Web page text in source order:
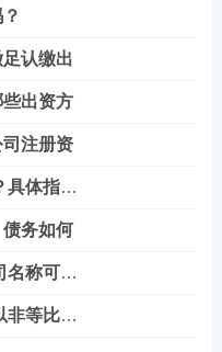
认缴出
出资方
注册资
2026年公司分立有哪两种形式？具体指什么
务如何
2026年不含行政区划国家局公司名称可以减
2026年在济南公司减资是否可以非等比例减